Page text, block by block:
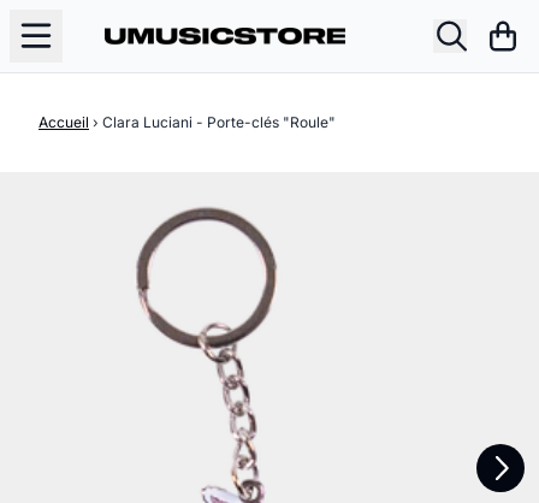
Accueil › Clara Luciani - Porte-clés "Roule"
Suivant